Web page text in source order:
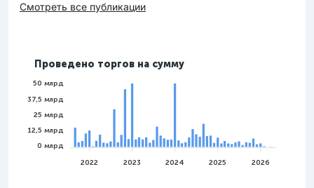
Смотреть все публикации
Проведено торгов на сумму
50 млрд
37,5 млрд
25 млрд
12,5 млрд
0 млрд
2022 2023 2024 2025 2026